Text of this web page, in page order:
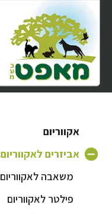
אקווריום
אביזרים לאקווריום
משאבה לאקווריום
פילטר לאקווריום